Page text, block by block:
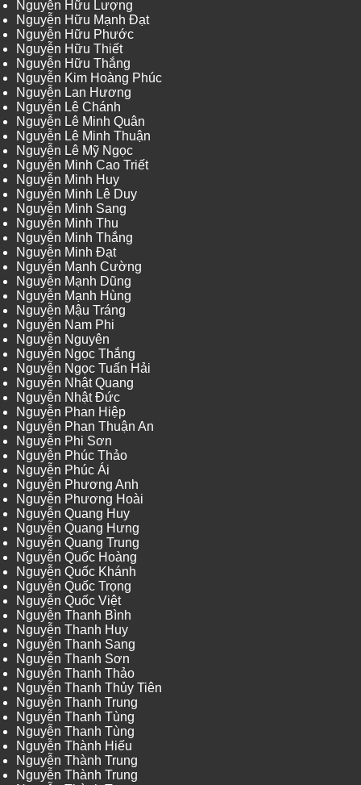
Nguyễn Hữu Lượng
Nguyễn Hữu Mạnh Đạt
Nguyễn Hữu Phước
Nguyễn Hữu Thiết
Nguyễn Hữu Thắng
Nguyễn Kim Hoàng Phúc
Nguyễn Lan Hương
Nguyễn Lê Chánh
Nguyễn Lê Minh Quân
Nguyễn Lê Minh Thuận
Nguyễn Lê Mỹ Ngọc
Nguyễn Minh Cao Triết
Nguyễn Minh Huy
Nguyễn Minh Lê Duy
Nguyễn Minh Sang
Nguyễn Minh Thu
Nguyễn Minh Thắng
Nguyễn Minh Đạt
Nguyễn Mạnh Cường
Nguyễn Mạnh Dũng
Nguyễn Mạnh Hùng
Nguyễn Mậu Tráng
Nguyễn Nam Phi
Nguyễn Nguyên
Nguyễn Ngọc Thắng
Nguyễn Ngọc Tuấn Hải
Nguyễn Nhật Quang
Nguyễn Nhật Đức
Nguyễn Phan Hiệp
Nguyễn Phan Thuận An
Nguyễn Phi Sơn
Nguyễn Phúc Thảo
Nguyễn Phúc Ái
Nguyễn Phương Anh
Nguyễn Phương Hoài
Nguyễn Quang Huy
Nguyễn Quang Hưng
Nguyễn Quang Trung
Nguyễn Quốc Hoàng
Nguyễn Quốc Khánh
Nguyễn Quốc Trọng
Nguyễn Quốc Việt
Nguyễn Thanh Bình
Nguyễn Thanh Huy
Nguyễn Thanh Sang
Nguyễn Thanh Sơn
Nguyễn Thanh Thảo
Nguyễn Thanh Thủy Tiên
Nguyễn Thanh Trung
Nguyễn Thanh Tùng
Nguyễn Thanh Tùng
Nguyễn Thành Hiếu
Nguyễn Thành Trung
Nguyễn Thành Trung